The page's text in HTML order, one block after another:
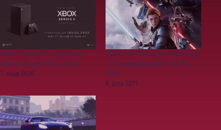
VIDEO • Sledujte prvé gameplay
zábery z konzoly Xbox Series X
7. mája 2020
VIDEO • Star Wars Jedi: Fallen Order
– Prvé gameplay zábery (EA Play
2019)
8. júna 2019